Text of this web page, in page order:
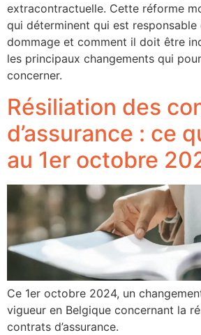
extracontractuelle. Cette réforme
qui déterminent qui est responsable
dommage et comment il doit être
les principaux changements qui
concerner.
Résiliation des
d’assurance : ce
au 1er octobre
Ce 1er octobre 2024, un
vigueur en Belgique concernant la
contrats d’assurance.